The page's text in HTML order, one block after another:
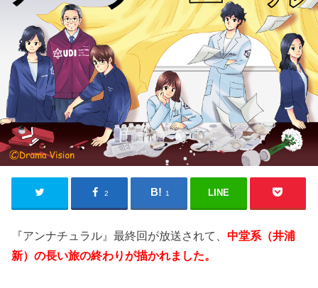
2 1 LINE
『アンナチュラル』最終回が放送されて、中堂系（井浦
新）の長い旅の終わりが描かれました。